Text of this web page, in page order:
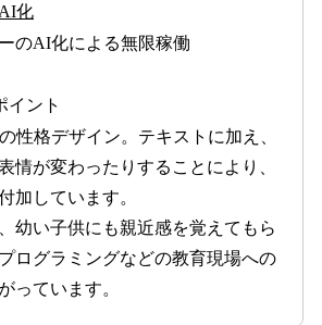
化
のAI化による無限稼働
イント
性格デザイン。テキストに加え、
情が変わったりすることにより、
加しています。
幼い子供にも親近感を覚えてもら
ログラミングなどの教育現場への
っています。